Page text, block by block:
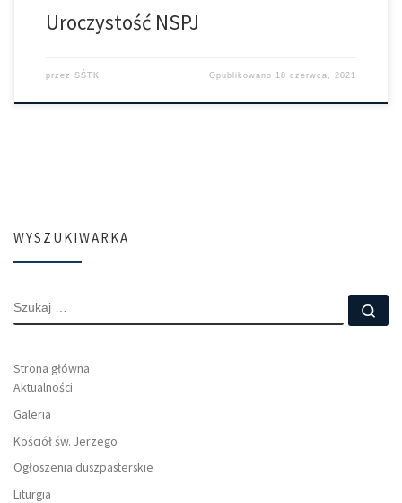
Uroczystość NSPJ
przez SŚTK Opublikowano 18 czerwca, 2021
WYSZUKIWARKA
SZUKAJ
Strona główna
Aktualności
Galeria
Kościół św. Jerzego
Ogłoszenia duszpasterskie
Liturgia